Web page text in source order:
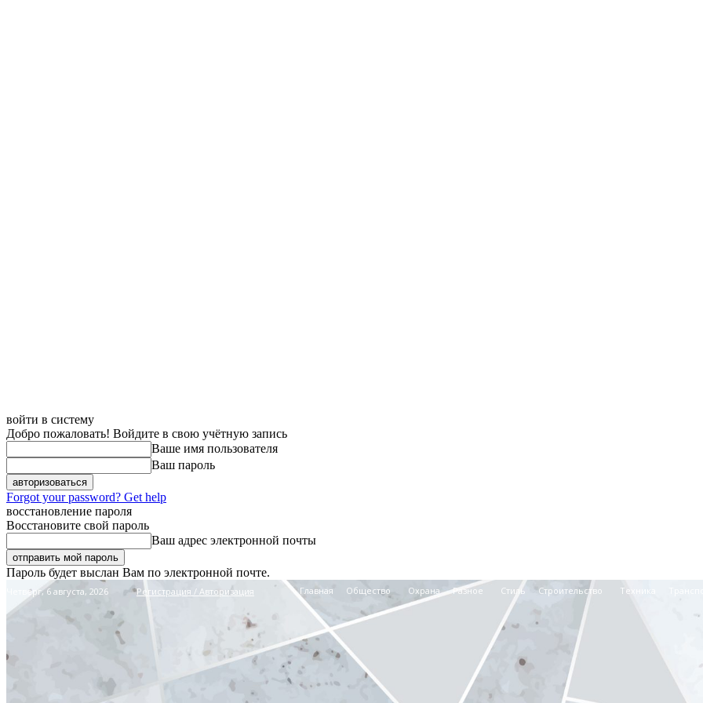
войти в систему
Добро пожаловать! Войдите в свою учётную запись
Ваше имя пользователя
Ваш пароль
Forgot your password? Get help
восстановление пароля
Восстановите свой пароль
Ваш адрес электронной почты
Пароль будет выслан Вам по электронной почте.
Четверг, 6 августа, 2026 Регистрация / Авторизация Главная Общество Охрана Разное Стиль Строительство Техника